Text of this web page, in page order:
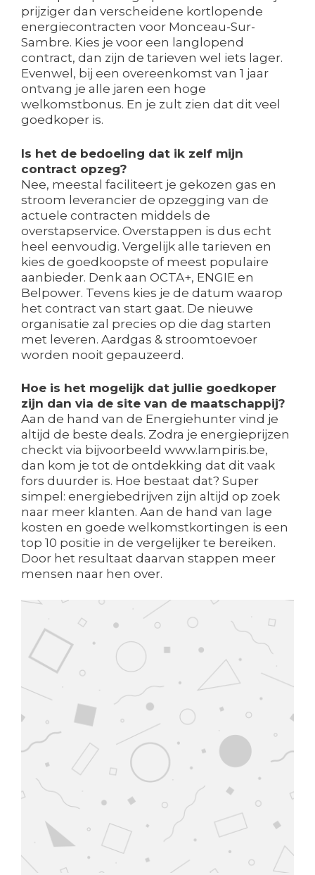
prijziger dan verscheidene kortlopende
energiecontracten voor Monceau-Sur-
Sambre. Kies je voor een langlopend
contract, dan zijn de tarieven wel iets lager.
Evenwel, bij een overeenkomst van 1 jaar
ontvang je alle jaren een hoge
welkomstbonus. En je zult zien dat dit veel
goedkoper is.
Is het de bedoeling dat ik zelf mijn
contract opzeg?
Nee, meestal faciliteert je gekozen gas en
stroom leverancier de opzegging van de
actuele contracten middels de
overstapservice. Overstappen is dus echt
heel eenvoudig. Vergelijk alle tarieven en
kies de goedkoopste of meest populaire
aanbieder. Denk aan OCTA+, ENGIE en
Belpower. Tevens kies je de datum waarop
het contract van start gaat. De nieuwe
organisatie zal precies op die dag starten
met leveren. Aardgas & stroomtoevoer
worden nooit gepauzeerd.
Hoe is het mogelijk dat jullie goedkoper
zijn dan via de site van de maatschappij?
Aan de hand van de Energiehunter vind je
altijd de beste deals. Zodra je energieprijzen
checkt via bijvoorbeeld www.lampiris.be,
dan kom je tot de ontdekking dat dit vaak
fors duurder is. Hoe bestaat dat? Super
simpel: energiebedrijven zijn altijd op zoek
naar meer klanten. Aan de hand van lage
kosten en goede welkomstkortingen is een
top 10 positie in de vergelijker te bereiken.
Door het resultaat daarvan stappen meer
mensen naar hen over.